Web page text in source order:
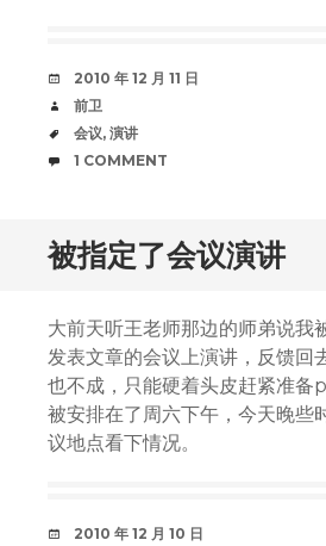
DATE
2010 年 12 月 11 日
AUTHOR
前卫
TAGS
会议, 演讲
COMMENTS
1 COMMENT
被指定了会议演讲
大前天听王老师那边的师弟说我
发表文章的会议上演讲，反馈回
也不成，只能硬着头皮赶紧准备
被安排在了周六下午，今天晚些
议地点看下情况。
DATE
2010 年 12 月 10 日